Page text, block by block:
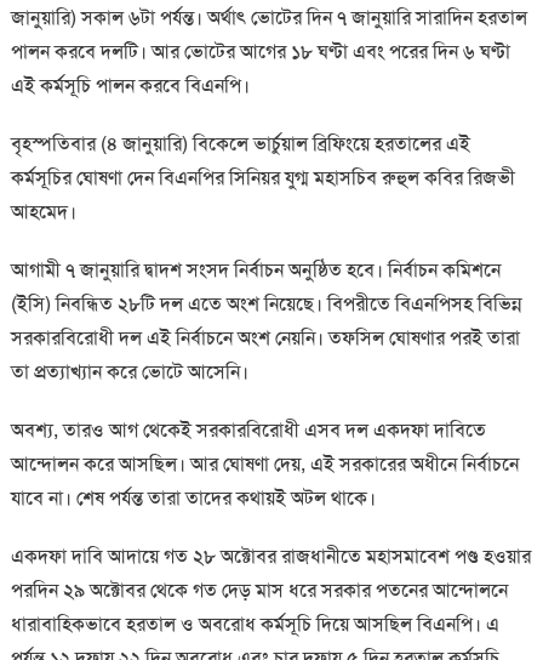
জানুয়ারি) সকাল ৬টা পর্যন্ত। অর্থাৎ ভোটের দিন ৭ জানুয়ারি সারাদিন হরতাল
পালন করবে দলটি। আর ভোটের আগের ১৮ ঘণ্টা এবং পরের দিন ৬ ঘণ্টা
এই কর্মসূচি পালন করবে বিএনপি।
বৃহস্পতিবার (৪ জানুয়ারি) বিকেলে ভার্চুয়াল ব্রিফিংয়ে হরতালের এই
কর্মসূচির ঘোষণা দেন বিএনপির সিনিয়র যুগ্ম মহাসচিব রুহুল কবির রিজভী
আহমেদ।
আগামী ৭ জানুয়ারি দ্বাদশ সংসদ নির্বাচন অনুষ্ঠিত হবে। নির্বাচন কমিশনে
(ইসি) নিবন্ধিত ২৮টি দল এতে অংশ নিয়েছে। বিপরীতে বিএনপিসহ বিভিন্ন
সরকারবিরোধী দল এই নির্বাচনে অংশ নেয়নি। তফসিল ঘোষণার পরই তারা
তা প্রত্যাখ্যান করে ভোটে আসেনি।
অবশ্য, তারও আগ থেকেই সরকারবিরোধী এসব দল একদফা দাবিতে
আন্দোলন করে আসছিল। আর ঘোষণা দেয়, এই সরকারের অধীনে নির্বাচনে
যাবে না। শেষ পর্যন্ত তারা তাদের কথায়ই অটল থাকে।
একদফা দাবি আদায়ে গত ২৮ অক্টোবর রাজধানীতে মহাসমাবেশ পণ্ড হওয়ার
পরদিন ২৯ অক্টোবর থেকে গত দেড় মাস ধরে সরকার পতনের আন্দোলনে
ধারাবাহিকভাবে হরতাল ও অবরোধ কর্মসূচি দিয়ে আসছিল বিএনপি। এ